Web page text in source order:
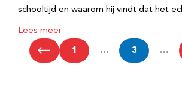
schooltijd en waarom hij vindt dat het
Lees meer
1 … 3 …